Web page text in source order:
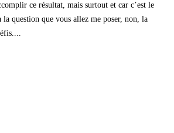
ce résultat, mais surtout et car c’est le
question que vous allez me poser, non, la